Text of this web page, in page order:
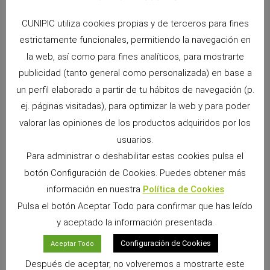
ANTERIOR
Las Cobayas y el cuidado de sus dientes
SIGUIENTE
Plantas tóxicas para nuestro Conejo Enano
Snacks Alpha Pro: 6 sabores irresistibles para
premiar a tu pequeño
9 junio, 2026 No hay comentarios
CUNIPIC utiliza cookies propias y de terceros para fines
estrictamente funcionales, permitiendo la navegación en
la web, así como para fines analíticos, para mostrarte
publicidad (tanto general como personalizada) en base a
un perfil elaborado a partir de tu hábitos de navegación (p.
ej. páginas visitadas), para optimizar la web y para poder
valorar las opiniones de los productos adquiridos por los
usuarios.
Para administrar o deshabilitar estas cookies pulsa el
botón Configuración de Cookies. Puedes obtener más
información en nuestra Política de Cookies
Pulsa el botón Aceptar Todo para confirmar que has leído
y aceptado la información presentada.
Aceptar Todo Configuración de Cookies
Después de aceptar, no volveremos a mostrarte este